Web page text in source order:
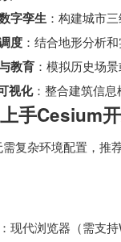
字孪生 ：构建城市
度 ：结合地形分析
教育 ：模拟历史场
视化：整合建筑信息
手Cesium
复杂环境配置，推
现代浏览器（需支持